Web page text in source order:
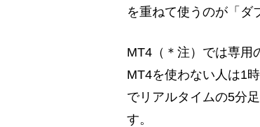
を重ねて使うのが「ダ
MT4（＊注）では専用
MT4を使わない人は1
でリアルタイムの5分
す。